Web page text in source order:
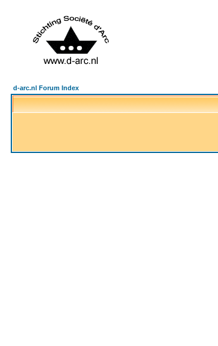
d-arc.nl Forum Index